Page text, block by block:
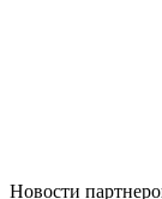
Новости